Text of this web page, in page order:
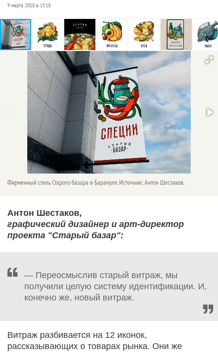
9 марта 2018 в 13:18
Фирменный стиль Старого базара в Барануле. Источник: Антон Шестаков.
Антон Шестаков,
графический дизайнер и арт-директор
проекта "Старый базар":
— Переосмыслив старый витраж, мы
получили целую систему идентификации. И,
конечно же, новый витраж.
Витраж разбивается на 12 иконок,
рассказывающих о товарах рынка. Они же